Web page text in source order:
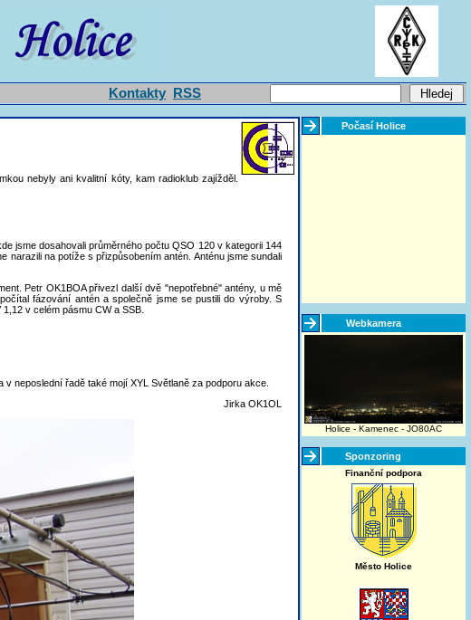
Kontakty RSS
nebyly ani kvalitní kóty, kam radioklub zajížděl.
jsme dosahovali průměrného počtu QSO 120 v kategorii 144
na potíže s přizpůsobením antén. Anténu jsme sundali
Petr OK1BOA přivezl další dvě "nepotřebné" antény, u mě
fázování antén a společně jsme se pustili do výroby. S
v celém pásmu CW a SSB.
neposlední řadě také mojí XYL Světlaně za podporu akce.
Jirka OK1OL
Počasí Holice
Webkamera
Holice - Kamenec - JO80AC
Sponzoring
Finanční podpora
Město Holice